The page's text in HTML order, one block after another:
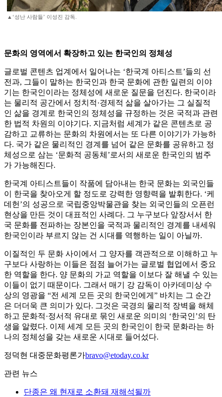
▲‘성난 사람들’ 이성진 감독.
문화의 영역에서 확장하고 있는 한국인의 정체성
글로벌 콘텐츠 업계에서 일어나는 ‘한국계 아티스트’들의 선
전과, 그들이 말하는 한국인과 한국 문화에 관한 일련의 이야
기는 한국인이라는 정체성에 새로운 질문을 던진다. 한국이라
는 물리적 공간에서 정치적·경제적 삶을 살아가는 그 실질적
인 삶을 경계로 한국인의 정체성을 규정하는 것은 국적과 관련
한 법적 차원의 이야기다. 지금처럼 세계가 같은 콘텐츠로 공
감하고 교류하는 문화의 차원에서는 또 다른 이야기가 가능하
다. 국가 같은 물리적인 경계를 넘어 같은 문화를 공유하고 정
체성으로 삼는 ‘문화적 공동체’로서의 새로운 한국인의 범주
가 가능해진다.
한국계 아티스트들이 작품에 담아내는 한국 문화는 외국인들
이 한국을 찾아오게 할 정도로 강력한 영향력을 발휘한다. ‘케
데헌’의 성공으로 국립중앙박물관을 찾는 외국인들의 오픈런
현상을 만든 것이 대표적인 사례다. 그 누구보다 앞장서서 한
국 문화를 전파하는 장본인을 국적과 물리적인 경계를 내세워
한국인이라 부르지 않는 건 시대를 역행하는 일이 아닐까.
이질적인 두 문화 사이에서 그 양자를 객관적으로 이해하고 누
구보다 사랑하는 이들은 점점 늘어가는 글로벌 협업에서 중요
한 역할을 한다. 양 문화의 가교 역할을 이보다 잘 해낼 수 있는
이들이 없기 때문이다. 그래서 매기 강 감독이 아카데미상 수
상의 영광을 “전 세계 모든 곳의 한국인에게” 바치는 그 순간
은 더더욱 큰 의미가 있다. 그것은 국경의 물리적 장벽을 해체
하고 문화적·정서적 유대로 묶인 새로운 의미의 ‘한국인’의 탄
생을 알렸다. 이제 세계 모든 곳의 한국인이 한국 문화라는 하
나의 정체성을 갖는 새로운 시대로 들어섰다.
정덕현 대중문화평론가bravo@etoday.co.kr
관련 뉴스
단종은 왜 현재로 소환돼 재해석될까